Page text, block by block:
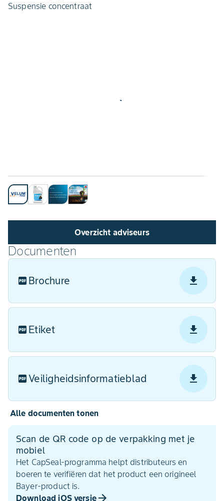
Suspensie concentraat
Overzicht adviseurs
Documenten
Brochure
Etiket
Veiligheidsinformatieblad
Alle documenten tonen
Scan de QR code op de verpakking met je
mobiel
Het CapSeal-programma helpt distributeurs en
boeren te verifiëren dat het product een origineel
Bayer-product is.
Download iOS versie